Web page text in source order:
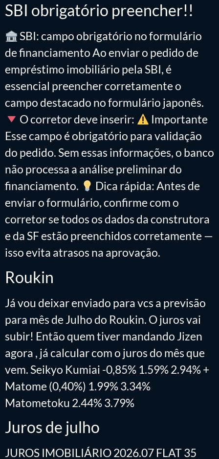
SBI obrigatório preencher!!
SBI: campo obrigatório no formulário
de financiamento Ao enviar o pedido de
empréstimo imobiliário pela SBI, é
essencial preencher corretamente o
campo destacado no formulário japonês.
O corretor deve inserir:
Importante
Esse campo é obrigatório para validação
do pedido. Sem essas informações, o banco
não processa a análise preliminar do
financiamento.
Dica rápida: Antes de
enviar o formulário, confirme com o
corretor se todos os dados da construtora
e da SF estão preenchidos corretamente —
isso evita atrasos na aprovação.
Roukin
Já vou deixar enviado para vcs a previsão
para mês de Julho do Roukin. O juros vai
subir! Então quem tiver mandando Jizen
agora , já calcular com o juros do mês que
vem. Seikyo Kumiai -0,85% 1.59% 2.94% +
Matome (0,40%) 1.99% 3.34%
Matometoku 2.44% 3.79%
Juros de julho
JUROS IMOBILIÁRIO 2026.07 FLAT 35